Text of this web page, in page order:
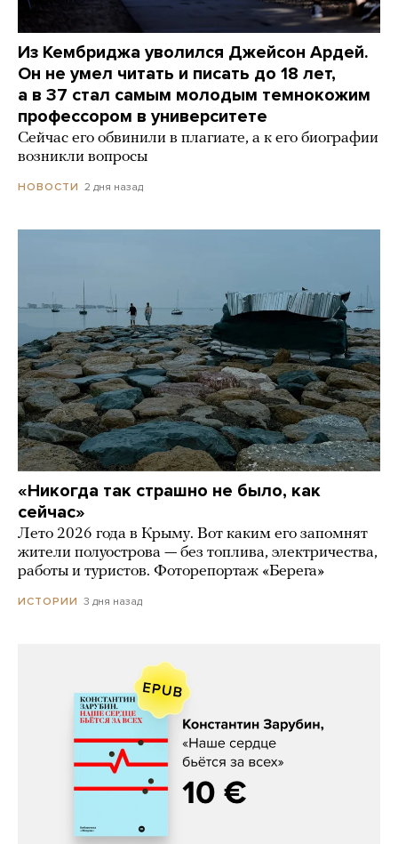
Из Кембриджа уволился Джейсон Ардей.
Он не умел читать и писать до 18 лет,
а в 37 стал самым молодым темнокожим
профессором в университете
Сейчас его обвинили в плагиате, а к его биографии
возникли вопросы
НОВОСТИ 2 дня назад
«Никогда так страшно не было, как
сейчас»
Лето 2026 года в Крыму. Вот каким его запомнят
жители полуострова — без топлива, электричества,
работы и туристов. Фоторепортаж «Берега»
ИСТОРИИ 3 дня назад
Константин Зарубин, «Наше сердце